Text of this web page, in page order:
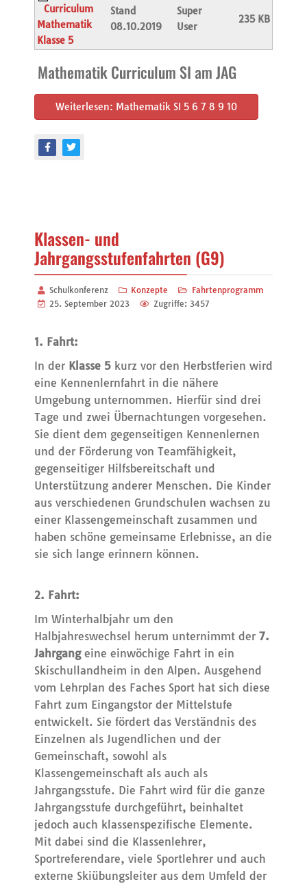
Curriculum
Mathematik
Klasse 5
Stand
08.10.2019
Super
User
235 KB
Mathematik Curriculum SI am JAG
Weiterlesen: Mathematik SI 5 6 7 8 9 10
Klassen- und
Jahrgangsstufenfahrten (G9)
Schulkonferenz Konzepte
Fahrtenprogramm
25. September 2023
Zugriffe: 3457
1. Fahrt:
In der Klasse 5 kurz vor den Herbstferien wird
eine Kennenlernfahrt in die nähere
Umgebung unternommen. Hierfür sind drei
Tage und zwei Übernachtungen vorgesehen.
Sie dient dem gegenseitigen Kennenlernen
und der Förderung von Teamfähigkeit,
gegenseitiger Hilfsbereitschaft und
Unterstützung anderer Menschen. Die Kinder
aus verschiedenen Grundschulen wachsen zu
einer Klassengemeinschaft zusammen und
haben schöne gemeinsame Erlebnisse, an die
sie sich lange erinnern können.
2. Fahrt:
Im Winterhalbjahr um den
Halbjahreswechsel herum unternimmt der 7.
Jahrgangeine einwöchige Fahrt in ein
Skischullandheim in den Alpen. Ausgehend
vom Lehrplan des Faches Sport hat sich diese
Fahrt zum Eingangstor der Mittelstufe
entwickelt. Sie fördert das Verständnis des
Einzelnen als Jugendlichen und der
Gemeinschaft, sowohl als
Klassengemeinschaft als auch als
Jahrgangsstufe. Die Fahrt wird für die ganze
Jahrgangsstufe durchgeführt, beinhaltet
jedoch auch klassenspezifische Elemente.
Mit dabei sind die Klassenlehrer,
Sportreferendare, viele Sportlehrer und auch
externe Skiübungsleiter aus dem Umfeld der